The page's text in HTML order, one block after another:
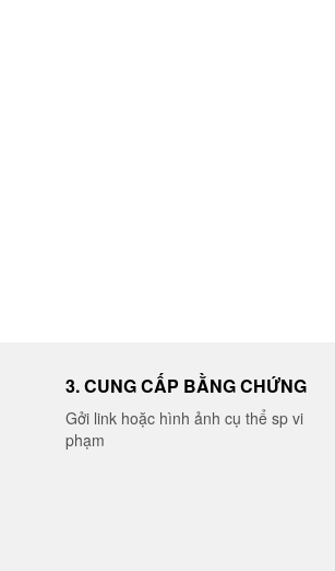
3. CUNG CẤP BẰNG CHỨNG
Gởi link hoặc hình ảnh cụ thể sp vi
phạm